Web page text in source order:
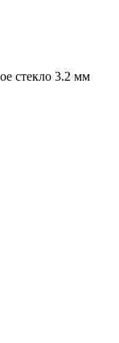
стекло 3.2 мм